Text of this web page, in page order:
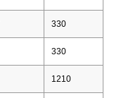
330
330
1210